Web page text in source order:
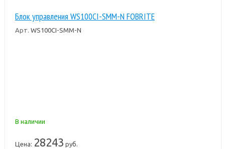
Блок управления WS100CI-SMM-N FOBRITE
Арт. WS100CI-SMM-N
В наличии
Цена: 28243 руб.